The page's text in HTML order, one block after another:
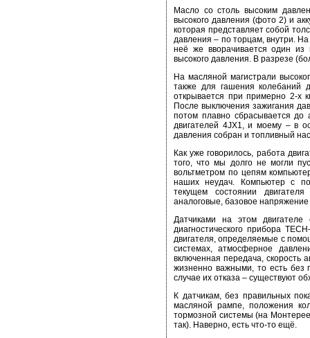
Масло со столь высоким
высокого давления (фото 2) и
которая представляет собой
давления – по торцам, внутри.
неё же вворачивается один из
высокого давления. В разрезе
На масляной магистрали
также для гашения колебаний
открывается при примерно 2-х
После выключения зажигания
потом плавно сбрасывается до
двигателей 4JX1, и моему – в
давления собран и топливный
Как уже говорилось, работа
того, что мы долго не могли
вольтметром по цепям
наших неудач. Компьютер с
текущем состоянии
аналоговые, базовое напряжение
Датчиками на этом двигателе
диагностического прибора
двигателя, определяемые с
системах, атмосферное
включенная передача, скорость
жизненно важными, то есть без
случае их отказа – существуют
К датчикам, без правильных
масляной рампе, положения
тормозной системы (на
так). Наверно, есть что-то ещё.